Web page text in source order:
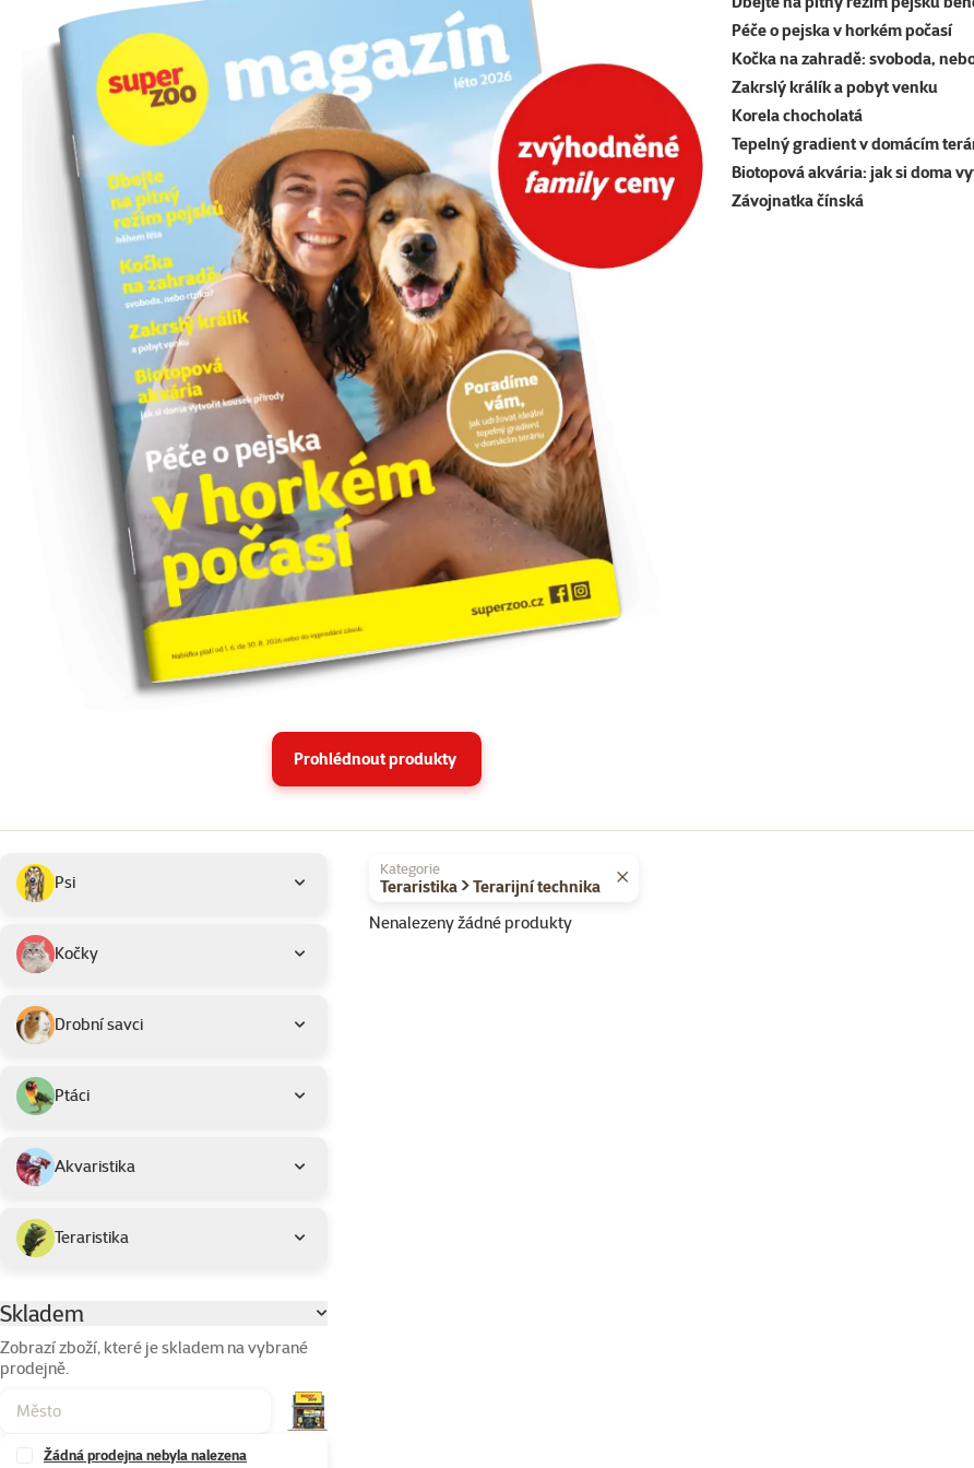
Péče o pejska v horkém počasí
Kočka na zahradě: svoboda,
Zakrslý králík a pobyt venku
Korela chocholatá
Tepelný gradient v domácím
Biotopová akvária: jak si doma
Závojnatka čínská
Prohlédnout produkty
Podkategorie
Psi
Kočky
Drobní savci
Ptáci
Akvaristika
Teraristika
Parametrický filtr
Skladem
Zobrazí zboží, které je skladem na vybrané
prodejně.
Žádná prodejna nebyla nalezena
Vybrané filtry
Kategorie
Teraristika > Terarijní technika
Produkty v akci Super zoo magazín léto 2026
Nenalezeny žádné produkty